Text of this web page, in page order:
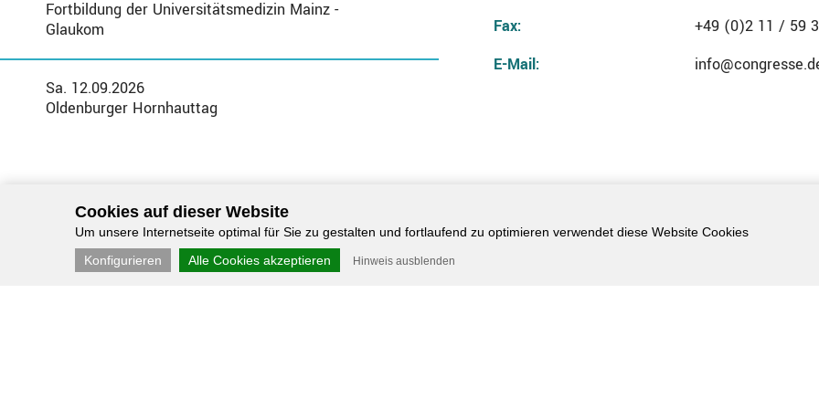
Fax:
+49 (0)2 11 / 59
E-Mail:
Fortbildung der Universitätsmedizin Mainz -
Glaukom
Sa. 12.09.2026
Oldenburger Hornhauttag
Cookies auf dieser Website
Um unsere Internetseite optimal für Sie zu gestalten und fortlaufend zu optimieren verwendet diese Website Cookies
Konfigurieren
Alle Cookies akzeptieren Hinweis ausblenden